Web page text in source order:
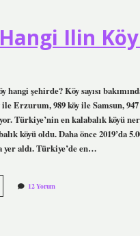
Ilin
hangi şehirde? Köy sayısı
Erzurum, 989 köy ile Samsun,
Türkiye’nin en kalabalık köyü
köyü oldu. Daha önce 2019’da
yer aldı. Türkiye’de en…
12 Yorum